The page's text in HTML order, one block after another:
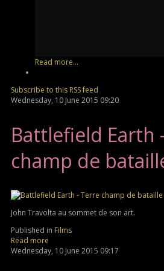
Read more...
Subscribe to this RSS feed
Wednesday, 10 June 2015 09:20
Battlefield Earth
champ de
John Travolta au sommet de son art.
Published in Films
Read more
Wednesday, 10 June 2015 09:17